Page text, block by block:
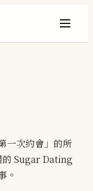
一次約會」的所
的 Sugar Dating
。